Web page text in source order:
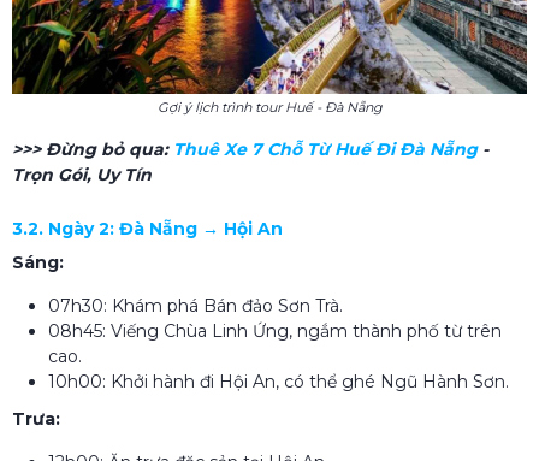
Gợi ý lịch trình tour Huế - Đà Nẵng
>>> Đừng bỏ qua: Thuê Xe 7 Chỗ Từ Huế Đi Đà Nẵng​-
Trọn Gói, Uy Tín
3.2. Ngày 2: Đà Nẵng → Hội An
Sáng:
07h30: Khám phá Bán đảo Sơn Trà.
08h45: Viếng Chùa Linh Ứng, ngắm thành phố từ trên
cao.
10h00: Khởi hành đi Hội An, có thể ghé Ngũ Hành Sơn.
Trưa: